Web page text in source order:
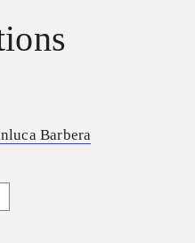
Barbera